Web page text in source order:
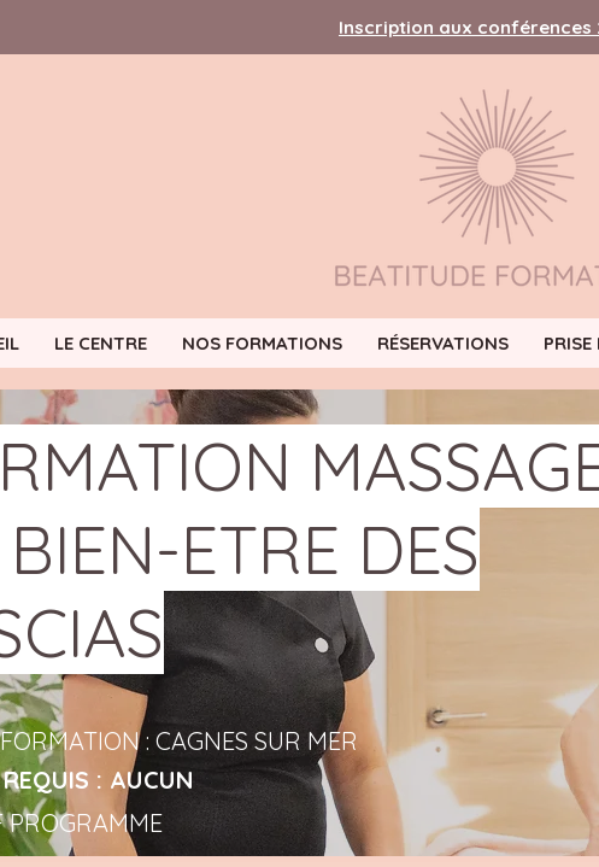
Inscription aux conférences
LE CENTRE NOS FORMATIONS RÉSERVATIONS PRISE
ETRE DES
: CAGNES SUR MER
: AUCUN
PROGRAMME